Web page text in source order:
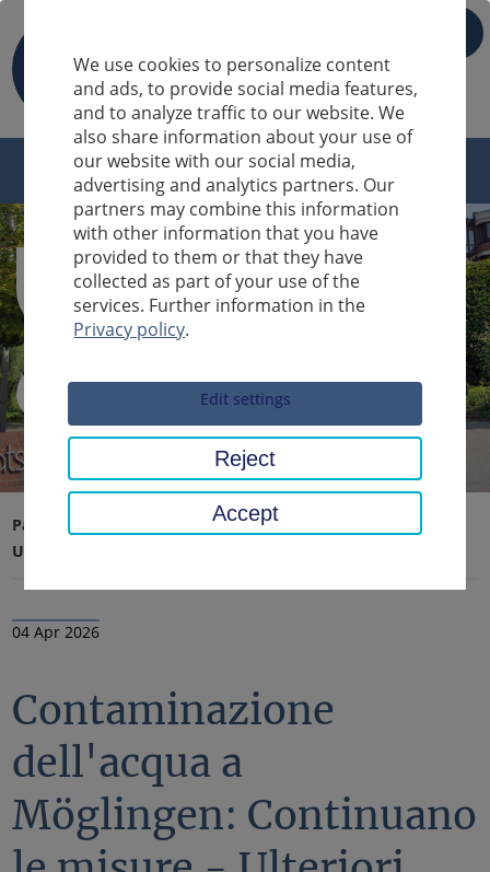
Sucheingabe
Pagina iniziale
Ufficio distrettuale, distretto
Ultime notizie
04 Apr 2026
Contaminazione
dell'acqua a
Möglingen: Continuano
We use cookies to personalize content
and ads, to provide social media features,
and to analyze traffic to our website. We
also share information about your use of
our website with our social media,
advertising and analytics partners. Our
partners may combine this information
with other information that you have
provided to them or that they have
collected as part of your use of the
services. Further information in the
Privacy policy.
Edit settings
Reject
Accept